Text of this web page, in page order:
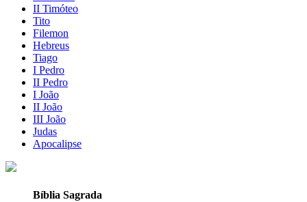
II Timóteo
Tito
Filemon
Hebreus
Tiago
I Pedro
II Pedro
I João
II João
III João
Judas
Apocalipse
Bíblia Sagrada